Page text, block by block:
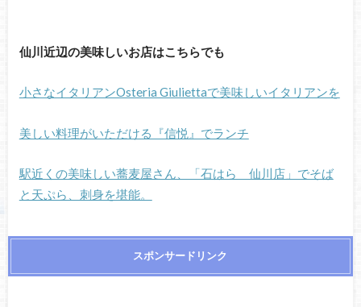
仙川近辺の美味しいお店はこちらでも
小さなイタリアンOsteria Giuliettaで美味しいイタリアンを
美しい料理がいただける『信悦』でランチ
駅近くの美味しい蕎麦屋さん、「石はら 仙川店」でそば
と天ぷら、刺身を堪能。
スポンサードリンク